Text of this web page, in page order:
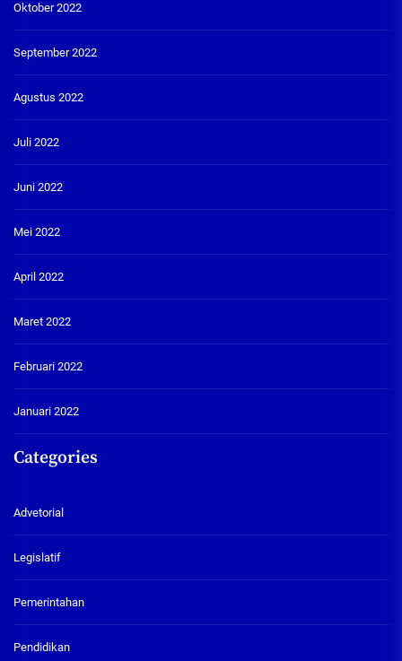
Oktober 2022
September 2022
Agustus 2022
Juli 2022
Juni 2022
Mei 2022
April 2022
Maret 2022
Februari 2022
Januari 2022
Categories
Advetorial
Legislatif
Pemerintahan
Pendidikan